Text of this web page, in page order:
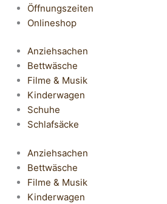
Öffnungszeiten
Onlineshop
Anziehsachen
Bettwäsche
Filme & Musik
Kinderwagen
Schuhe
Schlafsäcke
Anziehsachen
Bettwäsche
Filme & Musik
Kinderwagen